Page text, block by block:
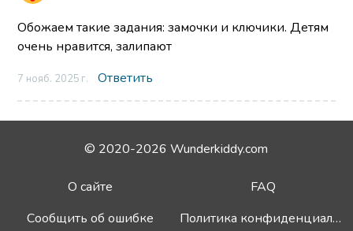
Обожаем такие задания: замочки и ключики. Детям
очень нравится, залипают
7 нояб. 2025 г. Ответить
© 2020-2026 Wunderkiddy.com
О сайте
FAQ
Сообщить об ошибке
Политика конфиденциальности